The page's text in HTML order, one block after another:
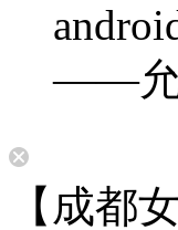
——允
【成都